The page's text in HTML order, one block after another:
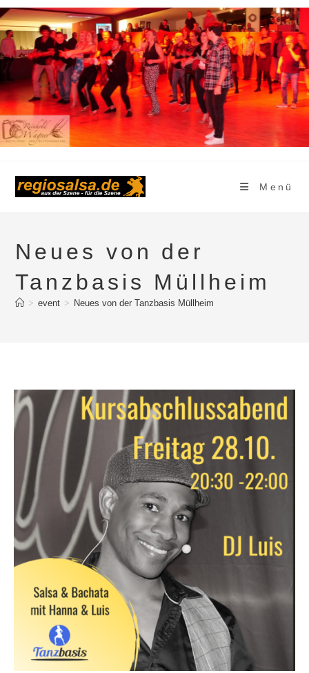
Zum
Inhalt
springen
Menü
Neues von der
Tanzbasis Müllheim
> event > Neues von der Tanzbasis Müllheim